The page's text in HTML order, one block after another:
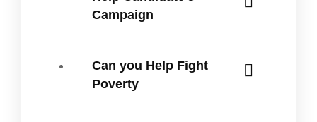
Campaign
Can you Help Fight
Poverty